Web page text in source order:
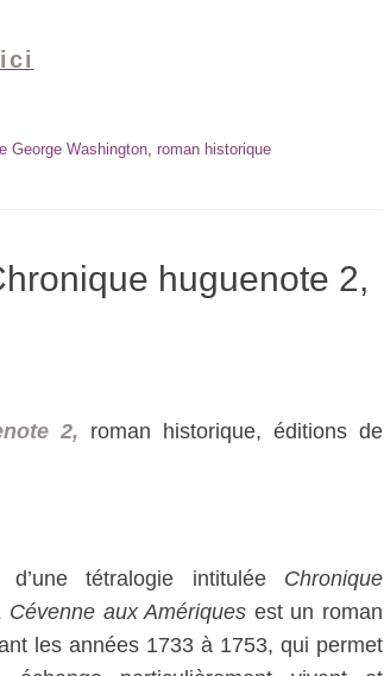
George Washington, roman historique
huguenote 2,
2, roman historique, éditions de
d’une tétralogie intitulée Chronique
Cévenne aux Amériques est un roman
les années 1733 à 1753, qui permet